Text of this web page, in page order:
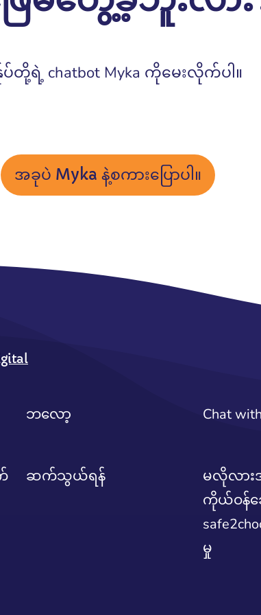
တို့ရဲ့ chatbot Myka ကိုမေးလိုက်ပါ။
အခုပဲ Myka နဲ့စကားပြောပါ။
ဘလော့ Chat
ဆက်သွယ်ရန်
မလိုလား
ကိုယ်ဝန်
မှု